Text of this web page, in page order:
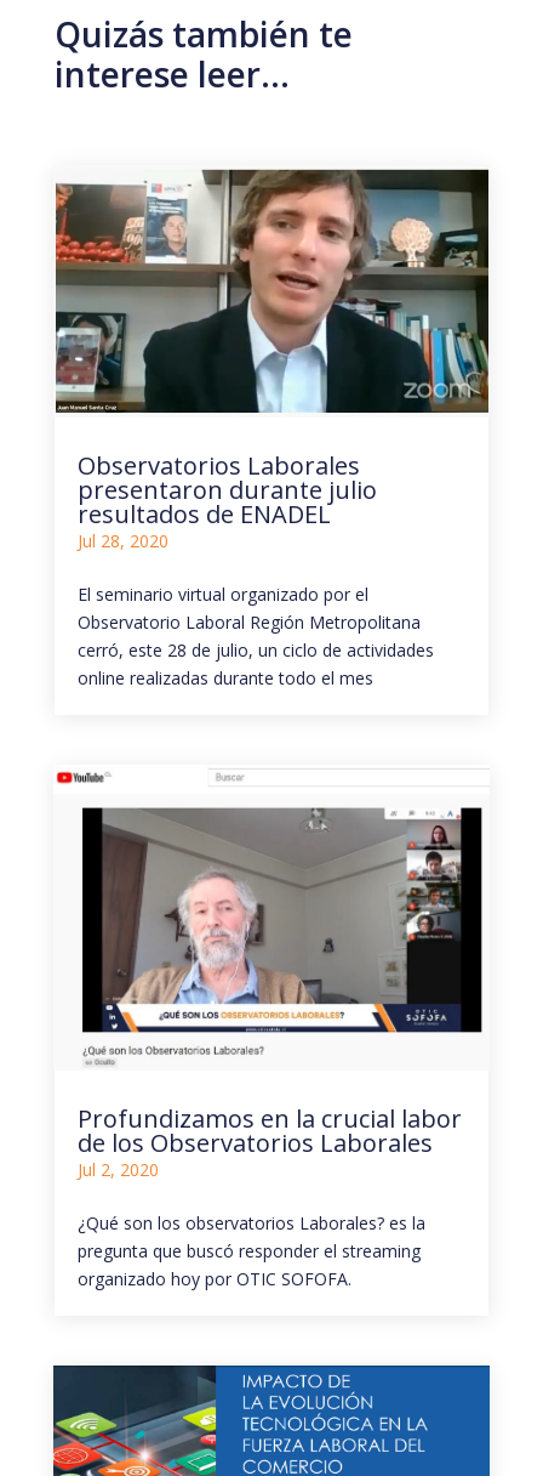
Quizás también te
interese leer…
Observatorios Laborales
presentaron durante julio
resultados de ENADEL
Jul 28, 2020
El seminario virtual organizado por el
Observatorio Laboral Región Metropolitana
cerró, este 28 de julio, un ciclo de actividades
online realizadas durante todo el mes
Profundizamos en la crucial labor
de los Observatorios Laborales
Jul 2, 2020
¿Qué son los observatorios Laborales? es la
pregunta que buscó responder el streaming
organizado hoy por OTIC SOFOFA.